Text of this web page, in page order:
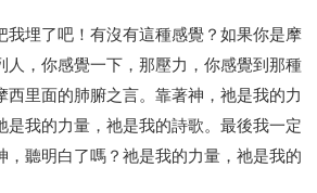
我埋了吧！有沒有這種感覺？如果你是摩
人，你感覺一下，那壓力，你感覺到那種
西里面的肺腑之言。靠著神，祂是我的力
是我的力量，祂是我的詩歌。最後我一定
，聽明白了嗎？祂是我的力量，祂是我的